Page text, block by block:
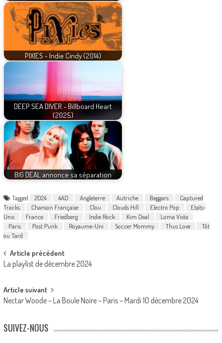
PIXIES - Indie Cindy (2014)
DEEP SEA DIVER - Billboard Heart
(2025)
BIG DEAL annonce sa séparation
Tagged 2024 4AD Angleterre Autriche Beggars
Captured
Tracks
Chanson Française Clou Clouds Hill Electro Pop
Etats-
Unis
France Friedberg Indie Rock Kim Deal
Loma Vista
Paris
Post Punk Royaume-Uni Soccer Mommy Thus Love
Tôt
ou Tard
Post
navigation
Article précédent
La playlist de décembre 2024
Article suivant
Nectar Woode – La Boule Noire – Paris – Mardi 10 décembre 2024
SUIVEZ-NOUS